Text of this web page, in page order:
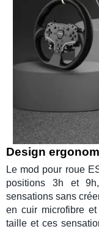
Design
Le mod pour roue
positions 3h et
sensations sans
en cuir microfibre
taille et ces